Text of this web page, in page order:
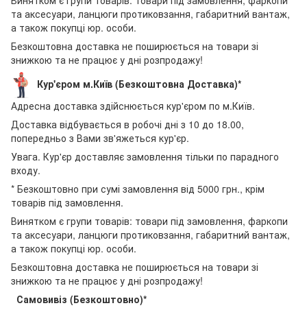
та аксесуари, ланцюги протиковзання, габаритний вантаж,
а також покупці юр. особи.
Безкоштовна доставка не поширюється на товари зі
знижкою та не працює у дні розпродажу!
Кур'єром м.Київ (Безкоштовна Доставка)*
Адресна доставка здійснюється кур'єром по м.Київ.
Доставка відбувається в робочі дні з 10 до 18.00,
попередньо з Вами зв'яжеться кур'єр.
Увага. Кур'єр доставляє замовлення тільки по парадного
входу.
* Безкоштовно при сумі замовлення від 5000 грн., крім
товарів під замовлення.
Винятком є групи товарів: товари під замовлення, фаркопи
та аксесуари, ланцюги протиковзання, габаритний вантаж,
а також покупці юр. особи.
Безкоштовна доставка не поширюється на товари зі
знижкою та не працює у дні розпродажу!
Самовивіз (Безкоштовно)*